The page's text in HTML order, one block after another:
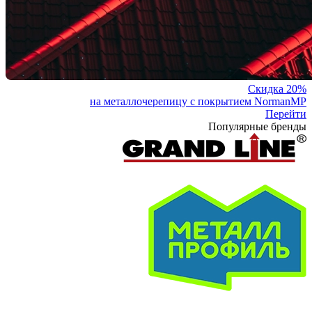
Скидка 20%
на металлочерепицу с покрытием NormanMP
Перейти
Популярные бренды